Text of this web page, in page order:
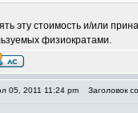
эту стоимость и/или
физиократами.
05, 2011 11:24 pm Заголовок